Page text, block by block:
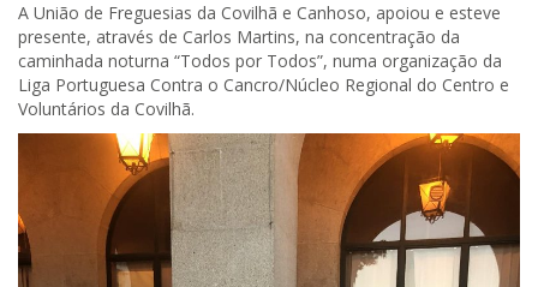
A União de Freguesias da Covilhã e Canhoso, apoiou e esteve
presente, através de Carlos Martins, na concentração da
caminhada noturna “Todos por Todos”, numa organização da
Liga Portuguesa Contra o Cancro/Núcleo Regional do Centro e
Voluntários da Covilhã.